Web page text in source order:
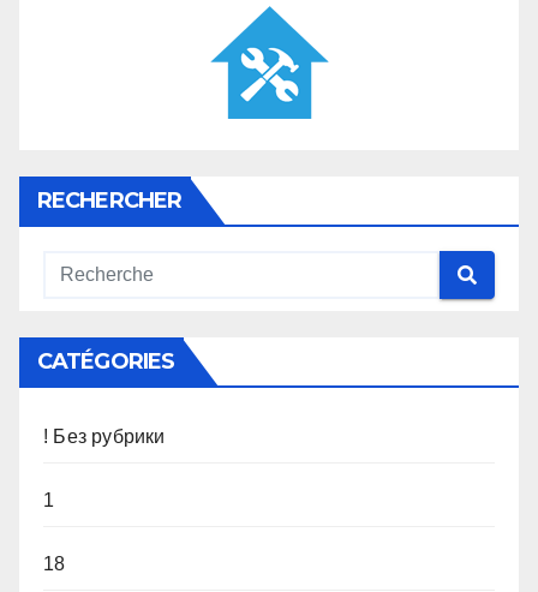
RECHERCHER
CATÉGORIES
! Без рубрики
1
18